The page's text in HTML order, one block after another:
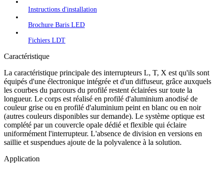
Instructions d'installation
Brochure Baris LED
Fichiers LDT
Caractéristique
La caractéristique principale des interrupteurs L, T, X est qu'ils sont
équipés d'une électronique intégrée et d'un diffuseur, grâce auxquels
les courbes du parcours du profilé restent éclairées sur toute la
longueur. Le corps est réalisé en profilé d'aluminium anodisé de
couleur grise ou en profilé d'aluminium peint en blanc ou en noir
(autres couleurs disponibles sur demande). Le système optique est
complété par un couvercle opale dédié et flexible qui éclaire
uniformément l'interrupteur. L'absence de division en versions en
saillie et suspendues ajoute de la polyvalence à la solution.
Application